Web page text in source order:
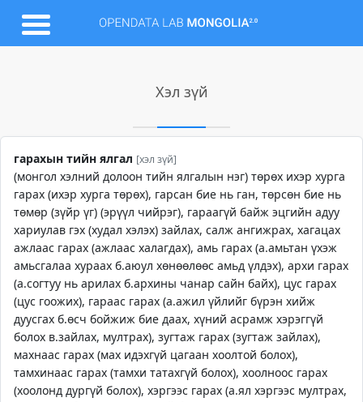
Хэл зүй
гарахын тийн ялгал [хэл зүй]
(монгол хэлний долоон тийн ялгалын нэг) төрөх ихэр хурга
гарах (ихэр хурга төрөх), гарсан бие нь ган, төрсөн бие нь
төмөр (зүйр үг) (эрүүл чийрэг), гараагүй байж эцгийн адуу
хариулав гэх (худал хэлэх) зайлах, салж ангижрах, хагацах
ажлаас гарах (ажлаас халагдах), амь гарах (а.амьтан үхэж
амьсгалаа хураах б.аюул хөнөөлөөс амьд үлдэх), архи гарах
(а.согтуу нь арилах б.архины чанар сайн байх), цус гарах
(цус гоожих), гараас гарах (а.ажил үйлийг бүрэн хийж
дуусгах б.өсч бойжиж бие даах, хүний асрамж хэрэггүй
болох в.зайлах, мултрах), зугтаж гарах (зугтаж зайлах),
махнаас гарах (мах идэхгүй цагаан хоолтой болох),
тамхинаас гарах (тамхи татахгүй болох), хоолноос гарах
(хоолонд дургүй болох), хэргээс гарах (а.ял хэргээс мултрах,